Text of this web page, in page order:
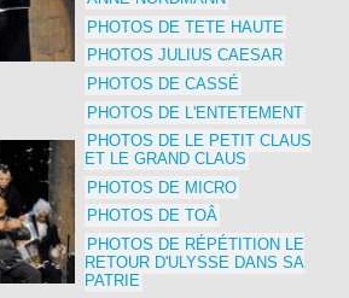
PHOTOS DE TETE HAUTE
PHOTOS JULIUS CAESAR
PHOTOS DE CASSÉ
PHOTOS DE L'ENTETEMENT
PHOTOS DE LE PETIT CLAUS
ET LE GRAND CLAUS
PHOTOS DE MICRO
PHOTOS DE TOÂ
PHOTOS DE RÉPÉTITION LE
RETOUR D'ULYSSE DANS SA
PATRIE